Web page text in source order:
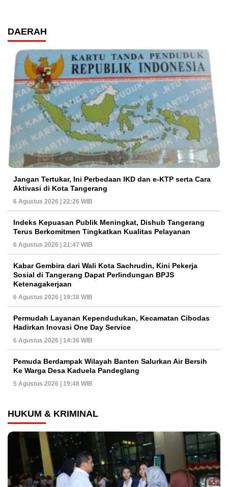
DAERAH
Jangan Tertukar, Ini Perbedaan IKD dan e-KTP serta Cara
Aktivasi di Kota Tangerang
6 Agustus 2026 | 22:26 WIB
Indeks Kepuasan Publik Meningkat, Dishub Tangerang
Terus Berkomitmen Tingkatkan Kualitas Pelayanan
6 Agustus 2026 | 21:47 WIB
Kabar Gembira dari Wali Kota Sachrudin, Kini Pekerja
Sosial di Tangerang Dapat Perlindungan BPJS
Ketenagakerjaan
6 Agustus 2026 | 19:38 WIB
Permudah Layanan Kependudukan, Kecamatan Cibodas
Hadirkan Inovasi One Day Service
6 Agustus 2026 | 14:36 WIB
Pemuda Berdampak Wilayah Banten Salurkan Air Bersih
Ke Warga Desa Kaduela Pandeglang
5 Agustus 2026 | 19:48 WIB
HUKUM & KRIMINAL